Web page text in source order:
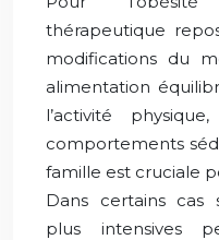
thérapeutique
modifications du
alimentation
l’activité
comportements
famille est cruciale
Dans certains cas
plus intensives